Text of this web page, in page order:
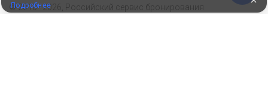
© 2010–2026, Российский сервис бронирования
Подробнее